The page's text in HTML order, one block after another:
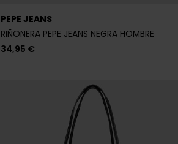
PEPE JEANS
RIÑONERA PEPE JEANS NEGRA HOMBRE
34,95 €